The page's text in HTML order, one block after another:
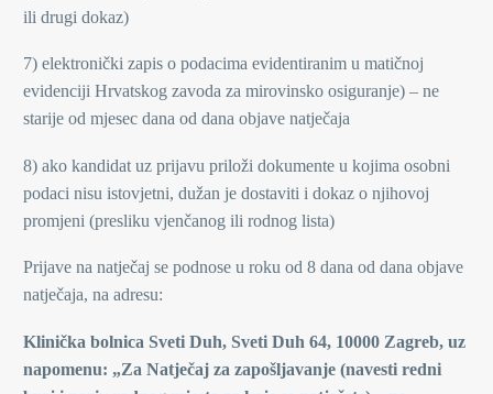
ili drugi dokaz)
7) elektronički zapis o podacima evidentiranim u matičnoj
evidenciji Hrvatskog zavoda za mirovinsko osiguranje) – ne
starije od mjesec dana od dana objave natječaja
8) ako kandidat uz prijavu priloži dokumente u kojima osobni
podaci nisu istovjetni, dužan je dostaviti i dokaz o njihovoj
promjeni (presliku vjenčanog ili rodnog lista)
Prijave na natječaj se podnose u roku od 8 dana od dana objave
natječaja, na adresu:
Klinička bolnica Sveti Duh, Sveti Duh 64, 10000 Zagreb, uz
napomenu: „Za Natječaj za zapošljavanje (navesti redni